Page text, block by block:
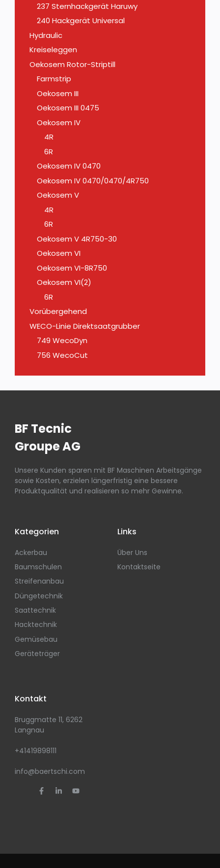
237 Sternhackgerät Haruwy
240 Hackgerät Universal
Hydraulic
Kreiseleggen
Oekosem Rotor-Striptill
Farmstrip
Oekosem III
Oekosem III 0475
Oekosem IV
4R
6R
Oekosem IV 0470
Oekosem IV 0470/0470/4R750
Oekosem V
4R
6R
Oekosem V 4R750-30
Oekosem VI
Oekosem VI-8R750
Oekosem VI(2)
6R
Vorübergehend
WECO-Linie Direktsaatgrubber
749 WecoDyn
756 WecoCut
BF Tecnic
Groupe AG
Unsere Kunden sparen mit BF Maschinen Arbeitsgänge
sowie Kosten, erzielen längerfristig eine bessere
Produktqualität und realisieren so mehr Gewinne.
Kategorien
Ackerbau
Baumschulen
Streifenanbau
Düngetechnik
Saattechnik
Hacktechnik
Gemüsebau
Geräteträger
Links
Über Uns
Kontaktseite
Kontakt
Bruggmatte 11, 6262
Langnau
+41419898111
info@baertschi.com